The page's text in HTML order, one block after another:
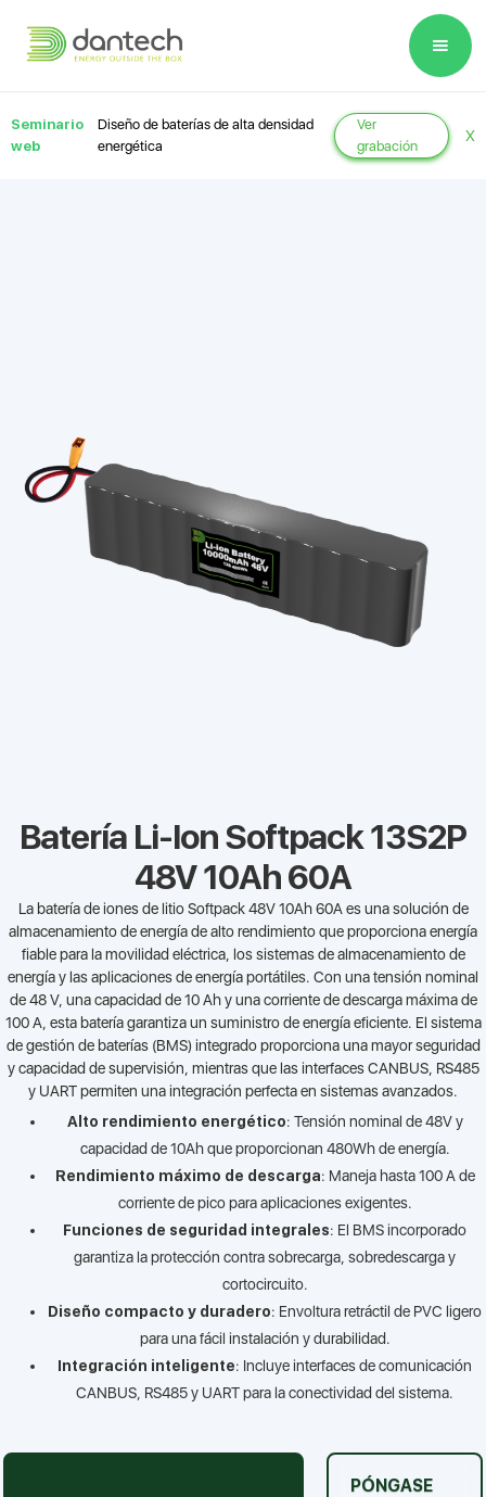
note:
website
includes
Seminario
web
Diseño de baterías de alta densidad
energética
Ver
grabación
X
Batería Li-Ion Softpack 13S2P
48V 10Ah 60A
La batería de iones de litio Softpack 48V 10Ah 60A es una solución de
almacenamiento de energía de alto rendimiento que proporciona energía
fiable para la movilidad eléctrica, los sistemas de almacenamiento de
energía y las aplicaciones de energía portátiles. Con una tensión nominal
de 48 V, una capacidad de 10 Ah y una corriente de descarga máxima de
100 A, esta batería garantiza un suministro de energía eficiente. El sistema
de gestión de baterías (BMS) integrado proporciona una mayor seguridad
y capacidad de supervisión, mientras que las interfaces CANBUS, RS485
y UART permiten una integración perfecta en sistemas avanzados.
Alto rendimiento energético: Tensión nominal de 48V y
capacidad de 10Ah que proporcionan 480Wh de energía.
Rendimiento máximo de descarga: Maneja hasta 100 A de
corriente de pico para aplicaciones exigentes.
Funciones de seguridad integrales: El BMS incorporado
garantiza la protección contra sobrecarga, sobredescarga y
cortocircuito.
Diseño compacto y duradero: Envoltura retráctil de PVC ligero
para una fácil instalación y durabilidad.
Integración inteligente: Incluye interfaces de comunicación
CANBUS, RS485 y UART para la conectividad del sistema.
PÓNGASE